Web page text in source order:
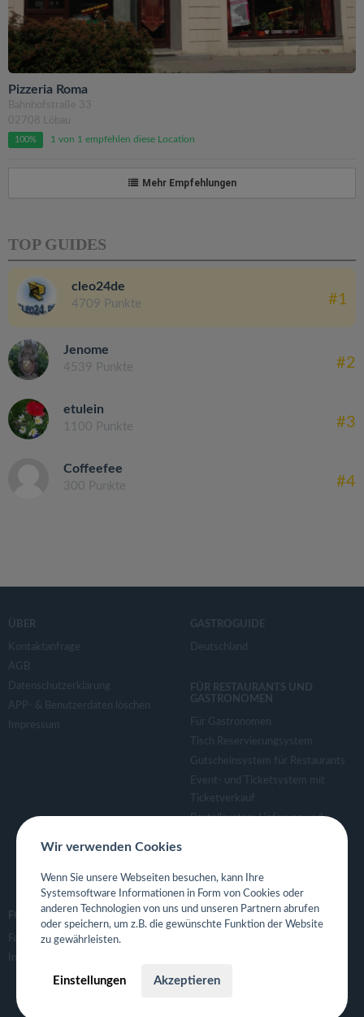
Pizzeria Roma
Bahnhofstraße 33
02708 Löbau
100% 1 von 1 empfehlen diese Location
Mehr Empfehlungen
TOP GUIDES
cleo24de
4709 Punkte #1
Jenome
4539 Punkte #2
etulein
1100 Punkte #3
Coffeefee
300 Punkte #4
ÜBER
Kontaktanfrage
AGB
Datenschutzerklärung
APP- & Benutzerdaten löschen
Impressum
GASTROGUIDE
Deutschland
FÜR RESTAURANTS UND
GASTRONOMEN
Für Gastronomen
Tisch Reservierungsystem
Gutscheinsystem für Restaurants
Event- und Ticketsystem mit
Ticketverkauf
Bestellsystem Lieferung und
Eigene App für Restaurant
FOLGE UNS
Facebook
Instagram
Wir verwenden Cookies
Wenn Sie unsere Webseiten besuchen, kann Ihre
Systemsoftware Informationen in Form von Cookies oder
anderen Technologien von uns und unseren Partnern abrufen
oder speichern, um z.B. die gewünschte Funktion der Website
zu gewährleisten.
Einstellungen Akzeptieren